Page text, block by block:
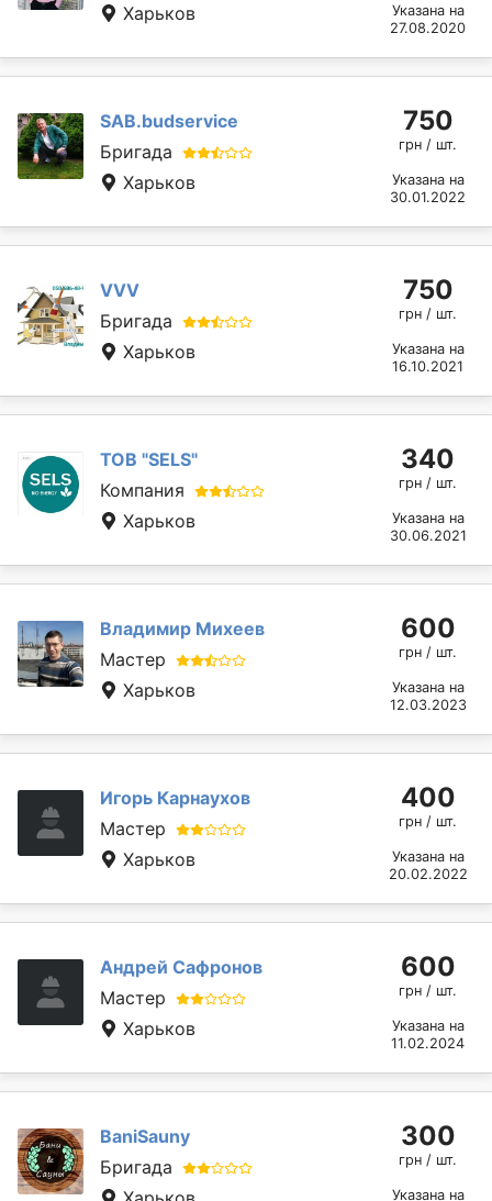
Харьков
Указана на
27.08.2020
SAB.budservice
Бригада
Харьков
750
грн / шт.
Указана на
30.01.2022
VVV
Бригада
Харьков
750
грн / шт.
Указана на
16.10.2021
ТОВ "SELS"
Компания
Харьков
340
грн / шт.
Указана на
30.06.2021
Владимир Михеев
Мастер
Харьков
600
грн / шт.
Указана на
12.03.2023
Игорь Карнаухов
Мастер
Харьков
400
грн / шт.
Указана на
20.02.2022
Андрей Сафронов
Мастер
Харьков
600
грн / шт.
Указана на
11.02.2024
BaniSauny
Бригада
300
грн / шт.
Указана на